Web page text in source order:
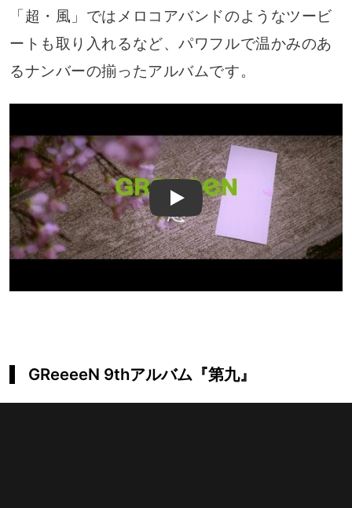
「超・風」ではメロコアバンドのようなツービ
ートも取り入れるなど、パワフルで温かみのあ
るナンバーの揃ったアルバムです。
GReeeeN 9thアルバム『第九』